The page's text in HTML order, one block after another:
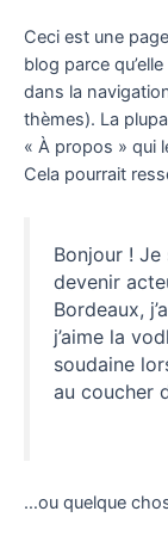
Ceci est une
blog parce
dans la
thèmes). La
« À propos » qui
Cela pourrait
Bonjour ! Je
devenir
Bordeaux,
j’aime la
soudaine
au coucher
…ou quelque